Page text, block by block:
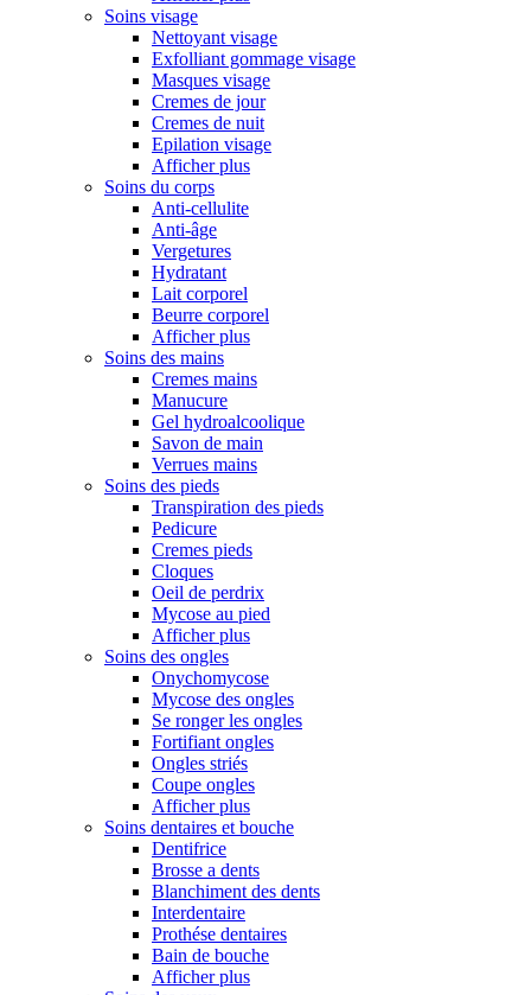
Soins visage
Nettoyant visage
Exfolliant gommage visage
Masques visage
Cremes de jour
Cremes de nuit
Epilation visage
Afficher plus
Soins du corps
Anti-cellulite
Anti-âge
Vergetures
Hydratant
Lait corporel
Beurre corporel
Afficher plus
Soins des mains
Cremes mains
Manucure
Gel hydroalcoolique
Savon de main
Verrues mains
Soins des pieds
Transpiration des pieds
Pedicure
Cremes pieds
Cloques
Oeil de perdrix
Mycose au pied
Afficher plus
Soins des ongles
Onychomycose
Mycose des ongles
Se ronger les ongles
Fortifiant ongles
Ongles striés
Coupe ongles
Afficher plus
Soins dentaires et bouche
Dentifrice
Brosse a dents
Blanchiment des dents
Interdentaire
Prothése dentaires
Bain de bouche
Afficher plus